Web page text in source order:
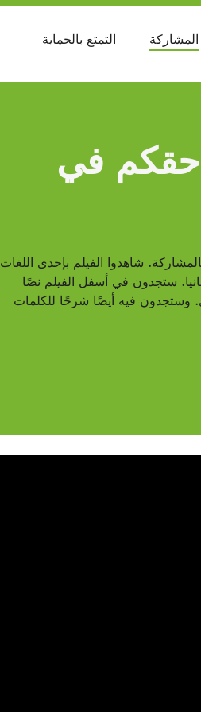
المشاركة التمتع بالحماية
حقكم في
شاهدوا الفيلم بإحدى اللغات
ستجدون في أسفل الفيلم نصًا
وستجدون فيه أيضًا شرحًا للكلمات